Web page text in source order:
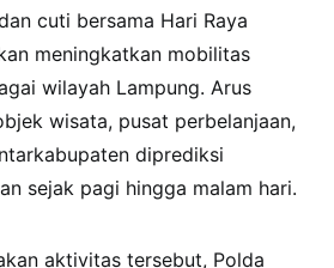
cuti bersama Hari Raya
meningkatkan mobilitas
wilayah Lampung. Arus
wisata, pusat perbelanjaan,
diprediksi
sejak pagi hingga malam hari.
aktivitas tersebut, Polda